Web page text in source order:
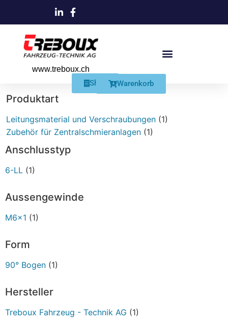
www.treboux.ch
Shop Warenkorb
Produktart
Leitungsmaterial und Verschraubungen (1)
Zubehör für Zentralschmieranlagen (1)
Anschlusstyp
6-LL (1)
Aussengewinde
M6x1 (1)
Form
90° Bogen (1)
Hersteller
Treboux Fahrzeug - Technik AG (1)